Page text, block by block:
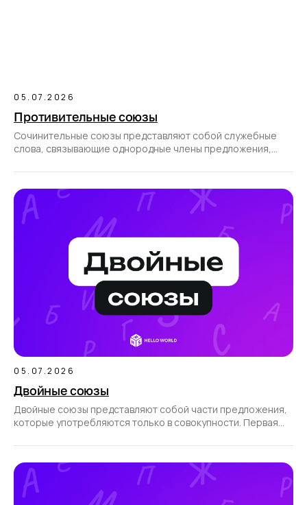
05.07.2026
Противительные союзы
Сочинительные союзы представляют собой служебные
слова, связывающие однородные члены предложения,
05.07.2026
Двойные союзы
Двойные союзы представляют собой части предложения,
которые употребляются только в совокупности. Первая